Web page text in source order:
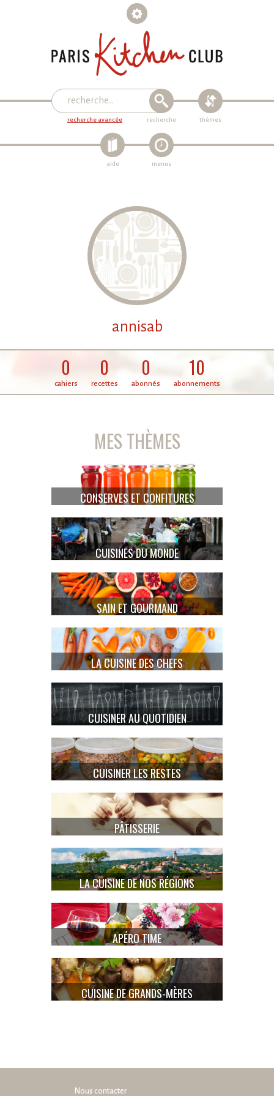
recherche
recherche avancée thèmes
aide menus
annisab
0
cahiers
0
recettes
0
abonnés
10
abonnements
MES THÈMES
CONSERVES ET CONFITURES
CUISINES DU MONDE
SAIN ET GOURMAND
LA CUISINE DES CHEFS
CUISINER AU QUOTIDIEN
CUISINER LES RESTES
PÂTISSERIE
LA CUISINE DE NOS RÉGIONS
APÉRO TIME
CUISINE DE GRANDS-MÈRES
Nous contacter